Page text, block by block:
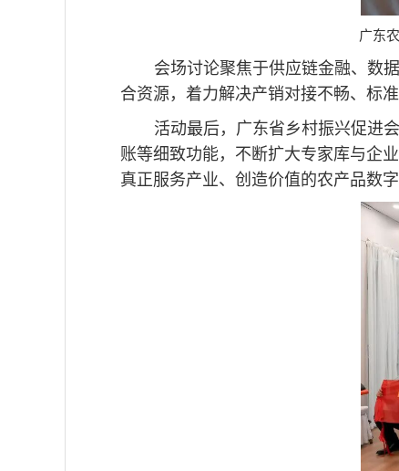
广东
会场讨论聚焦于供应链金融、数
合资源，着力解决产销对接不畅、标
活动最后，广东省乡村振兴促进
账等细致功能，不断扩大专家库与企
真正服务产业、创造价值的农产品数